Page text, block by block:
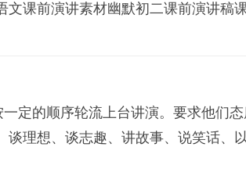
课前演讲素材幽默初二课前演讲稿
定的顺序轮流上台讲演。要求他们
理想、谈志趣、讲故事、说笑话、